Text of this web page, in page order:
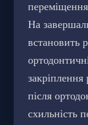
переміщення
На
встановить
після
схильність